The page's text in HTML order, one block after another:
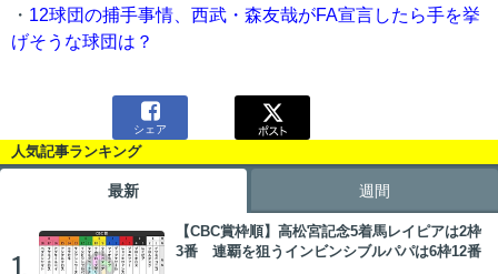
・ 12球団の捕手事情、西武・森友哉がFA宣言したら手を挙
げそうな球団は？

シェア
人気記事ランキング
最新 週間
1.
【CBC賞枠順】高松宮記念5着馬レイピアは2枠
3番 連覇を狙うインビンシブルパパは6枠12番